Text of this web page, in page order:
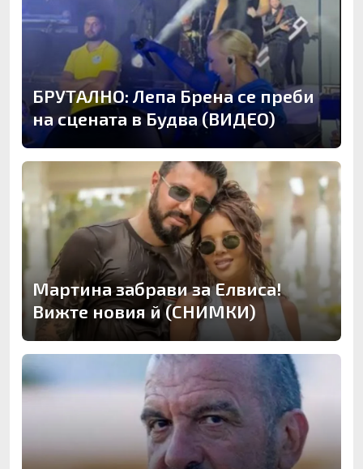
БРУТАЛНО: Лепа Брена се преби
на сцената в Будва (ВИДЕО)
Мартина забрави за Елвиса!
Вижте новия й (СНИМКИ)